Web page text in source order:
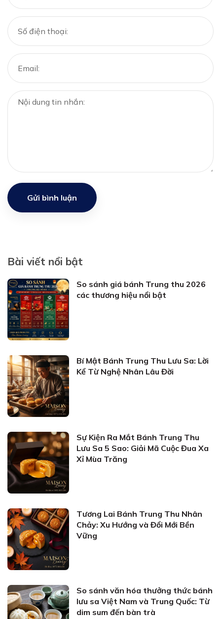
Gửi bình luận
Bài viết nổi bật
So sánh giá bánh Trung thu 2026
các thương hiệu nổi bật
Bí Mật Bánh Trung Thu Lưu Sa: Lời
Kể Từ Nghệ Nhân Lâu Đời
Sự Kiện Ra Mắt Bánh Trung Thu
Lưu Sa 5 Sao: Giải Mã Cuộc Đua Xa
Xỉ Mùa Trăng
Tương Lai Bánh Trung Thu Nhân
Chảy: Xu Hướng và Đổi Mới Bền
Vững
So sánh văn hóa thưởng thức bánh
lưu sa Việt Nam và Trung Quốc: Từ
dim sum đến bàn trà